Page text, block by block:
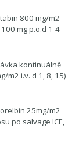
800 mg/m2
mg p.o.d 1-4
kontinuálně
m2 i.v. d 1, 8, 15)
25mg/m2
po salvage ICE,